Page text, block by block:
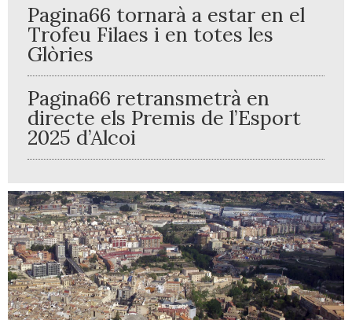
Pagina66 tornarà a estar en el
Trofeu Filaes i en totes les
Glòries
Pagina66 retransmetrà en
directe els Premis de l’Esport
2025 d’Alcoi